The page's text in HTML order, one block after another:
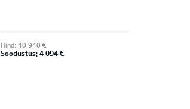
Hind: 40 940 €
Soodustus: 4 094 €